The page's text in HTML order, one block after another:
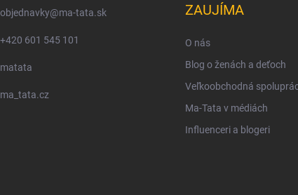
objednavky@ma-tata.sk
+420 601 545 101
matata
ma_tata.cz
ZAUJÍMA
O nás
Blog o ženách a deťoch
Veľkoobchodná
Ma-Tata v médiách
Influenceri a blogeri